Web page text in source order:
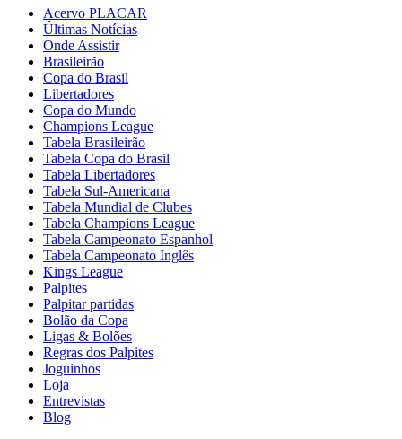
Acervo PLACAR
Últimas Notícias
Onde Assistir
Brasileirão
Copa do Brasil
Libertadores
Copa do Mundo
Champions League
Tabela Brasileirão
Tabela Copa do Brasil
Tabela Libertadores
Tabela Sul-Americana
Tabela Mundial de Clubes
Tabela Champions League
Tabela Campeonato Espanhol
Tabela Campeonato Inglês
Kings League
Palpites
Palpitar partidas
Bolão da Copa
Ligas & Bolões
Regras dos Palpites
Joguinhos
Loja
Entrevistas
Blog